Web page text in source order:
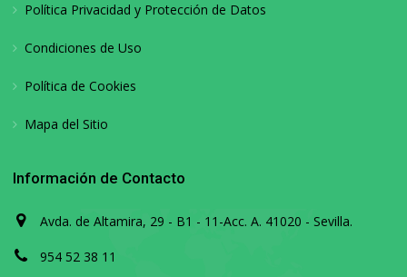
Política Privacidad y Protección de Datos
Condiciones de Uso
Política de Cookies
Mapa del Sitio
Información de Contacto
Avda. de Altamira, 29 - B1 - 11-Acc. A. 41020 - Sevilla.
954 52 38 11